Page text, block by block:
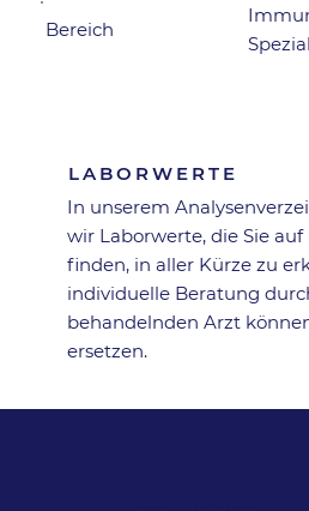
Bereich
LABORWERTE
In unserem
wir Laborwerte, die Sie
finden, in aller Kürze zu
individuelle Beratung
behandelnden Arzt
ersetzen.